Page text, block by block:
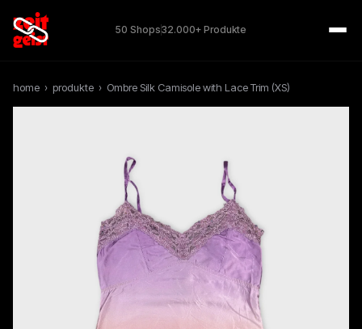
50 Shops32.000+ Produkte
home › produkte › Ombre Silk Camisole with Lace Trim (XS)